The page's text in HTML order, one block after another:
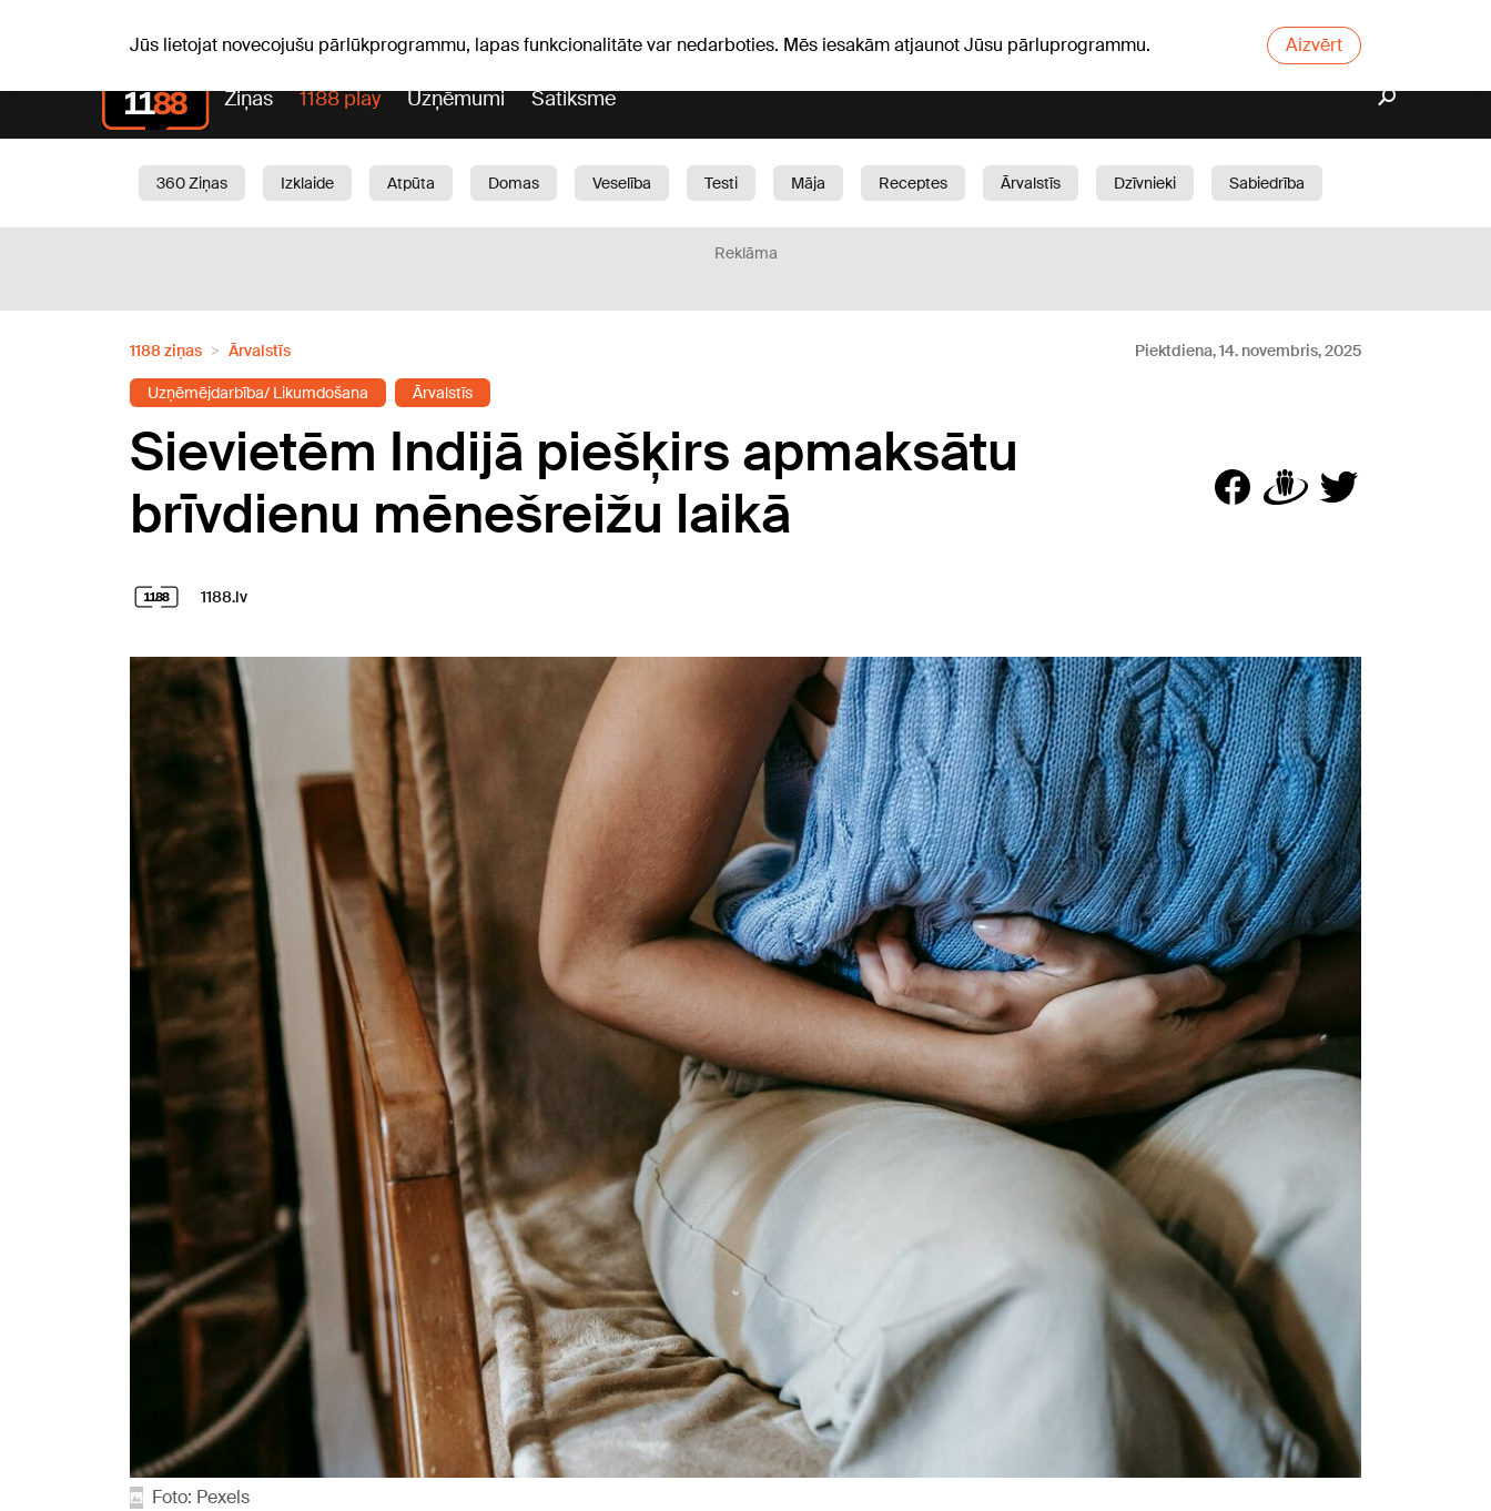
Jūs lietojat novecojušu pārlūkprogrammu, lapas funkcionalitāte var nedarboties. Mēs iesakām atjaunot Jūsu pārluprogrammu. Aizvērt
Ziņas 1188 play Uzņēmumi Satiksme
360 Ziņas Izklaide Atpūta Domas Veselība Testi Māja Receptes Ārvalstīs Dzīvnieki
Sabiedrība
Reklāma
1188 ziņas Ārvalstīs Piektdiena, 14. novembris, 2025
Uzņēmējdarbība/ Likumdošana Ārvalstīs
Sievietēm Indijā piešķirs apmaksātu
brīvdienu mēnešreižu laikā
1188.lv
Foto: Pexels